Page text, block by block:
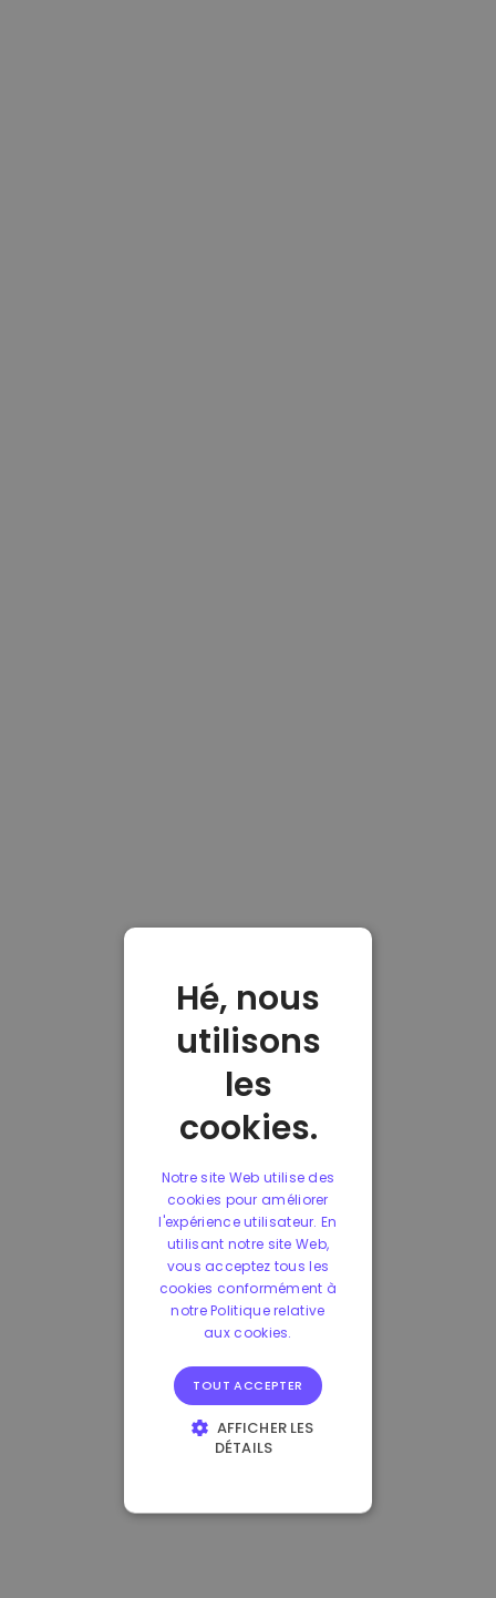
Hé, nous
utilisons
les
cookies.
Notre site Web utilise des
cookies pour améliorer
l'expérience utilisateur. En
utilisant notre site Web,
vous acceptez tous les
cookies conformément à
notre Politique relative
aux cookies.
TOUT ACCEPTER
AFFICHER LES
DÉTAILS